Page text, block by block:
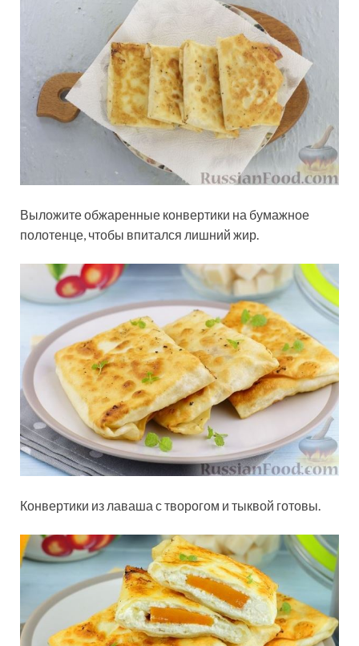
Выложите обжаренные конвертики на бумажное
полотенце, чтобы впитался лишний жир.
Конвертики из лаваша с творогом и тыквой готовы.